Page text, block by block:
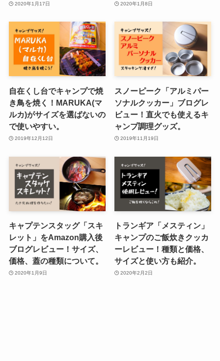
2020年1月17日 2020年1月8日
自在くし台でキャンプで焼
き鳥を焼く！MARUKA(マ
ルカ)がサイズを選ばないの
で使いやすい。
2019年12月12日
スノーピーク「アルミパー
ソナルクッカー」ブログレ
ビュー！直火でも使えるキ
ャンプ調理グッズ。
2019年11月19日
キャプテンスタッグ「スキ
レット」をAmazon購入後
ブログレビュー！サイズ、
価格、蓋の種類について。
2020年1月9日
トランギア「メスティン」
キャンプのご飯炊きクッカ
ーレビュー！種類と価格、
サイズと使い方も紹介。
2020年2月2日